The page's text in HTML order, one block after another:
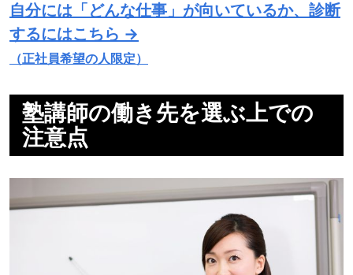
自分には「どんな仕事」が向いているか、診断
するにはこちら →
（正社員希望の人限定）
塾講師の働き先を選ぶ上での
注意点